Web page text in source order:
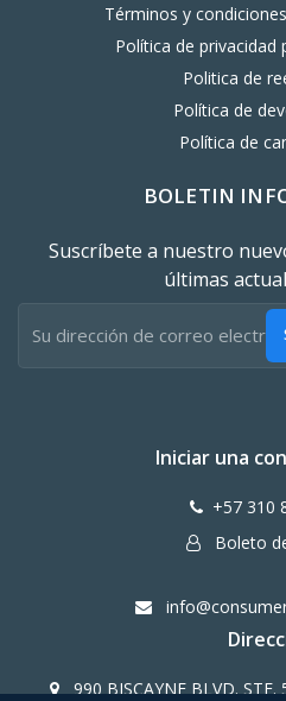
Términos y
Política de privacidad
Politica de
Política de
Política de
BOLETIN
Suscríbete a nuestro
últimas
Iniciar una
+57 310
Boleto
990 BISCAYNE BLVD.